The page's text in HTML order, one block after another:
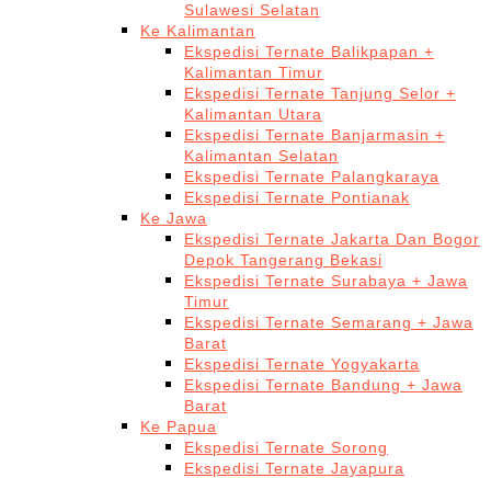
Sulawesi Selatan
Ke Kalimantan
Ekspedisi Ternate Balikpapan +
Kalimantan Timur
Ekspedisi Ternate Tanjung Selor +
Kalimantan Utara
Ekspedisi Ternate Banjarmasin +
Kalimantan Selatan
Ekspedisi Ternate Palangkaraya
Ekspedisi Ternate Pontianak
Ke Jawa
Ekspedisi Ternate Jakarta Dan Bogor
Depok Tangerang Bekasi
Ekspedisi Ternate Surabaya + Jawa
Timur
Ekspedisi Ternate Semarang + Jawa
Barat
Ekspedisi Ternate Yogyakarta
Ekspedisi Ternate Bandung + Jawa
Barat
Ke Papua
Ekspedisi Ternate Sorong
Ekspedisi Ternate Jayapura